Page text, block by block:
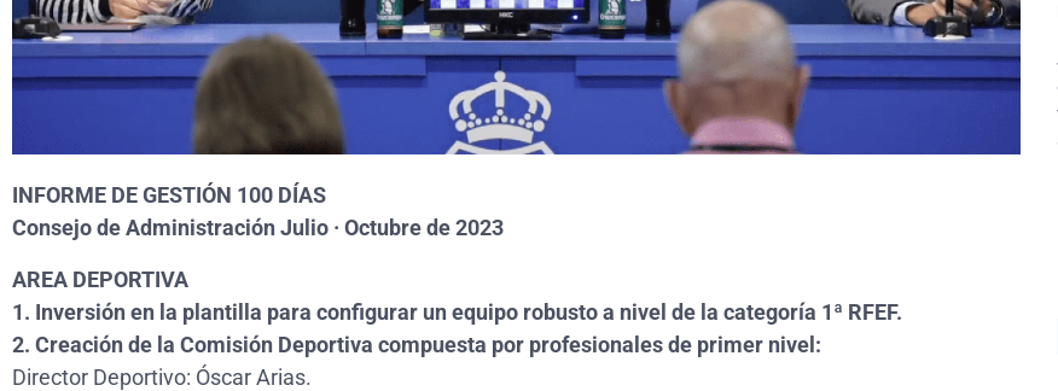
INFORME DE GESTIÓN 100 DÍAS
Consejo de Administración Julio · Octubre de 2023
AREA DEPORTIVA
1. Inversión en la plantilla para configurar un equipo robusto a nivel de la categoría 1ª RFEF.
2. Creación de la Comisión Deportiva compuesta por profesionales de primer nivel:
Director Deportivo: Óscar Arias.